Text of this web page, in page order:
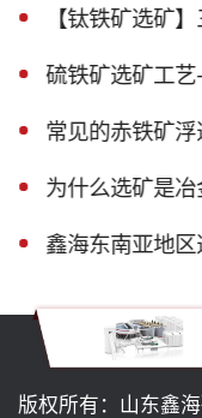
【钛铁矿选矿
硫铁矿选矿工
常见的赤铁矿
为什么选矿是
鑫海东南亚地区选
版权所有：山东鑫